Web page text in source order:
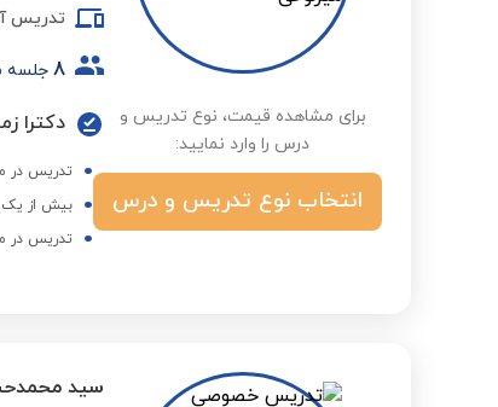
برای مشاهده قیمت، نوع تدریس و
درس را وارد نمایید:
انتخاب نوع تدریس و درس
تدریس
8 جلسه
دکترا
تدریس در
بیش از یک
تدریس در
سید